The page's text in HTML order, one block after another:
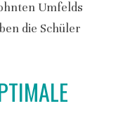
Umfelds
die Schüler